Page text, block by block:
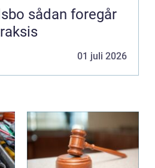
01 juli 2026